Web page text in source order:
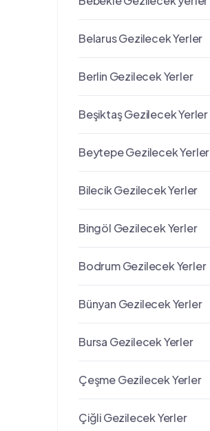
Belarus Gezilecek Yerler
Berlin Gezilecek Yerler
Beşiktaş Gezilecek Yerler
Beytepe Gezilecek Yerler
Bilecik Gezilecek Yerler
Bingöl Gezilecek Yerler
Bodrum Gezilecek Yerler
Bünyan Gezilecek Yerler
Bursa Gezilecek Yerler
Çeşme Gezilecek Yerler
Çiğli Gezilecek Yerler